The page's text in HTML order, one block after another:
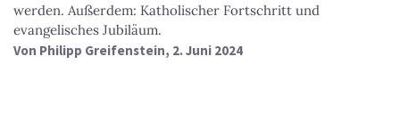
werden. Außerdem: Katholischer Fortschritt und
evangelisches Jubiläum.
Von Philipp Greifenstein, 2. Juni 2024